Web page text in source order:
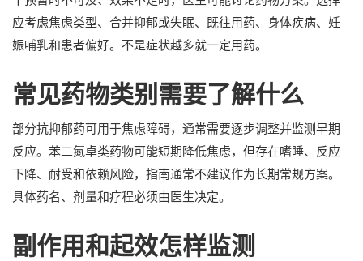
应考虑焦虑类型、合并抑郁或失眠、既往用药、身体疾病、妊
娠哺乳和患者偏好。不是症状越多就一定用药。
常见药物类别需要了解什么
部分抗抑郁药可用于焦虑障碍，通常需要逐步调整并监测早期
反应。苯二氮卓类药物可能短期降低焦虑，但存在嗜睡、反应
下降、耐受和依赖风险，指南通常不建议作为长期常规方案。
具体药名、剂量和疗程必须由医生决定。
副作用和起效怎样监测